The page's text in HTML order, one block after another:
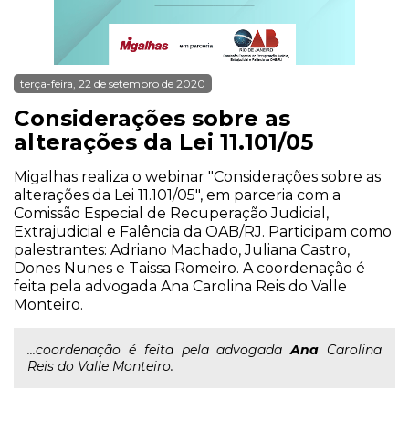
terça-feira, 22 de setembro de 2020
Considerações sobre as
alterações da Lei 11.101/05
Migalhas realiza o webinar "Considerações sobre as
alterações da Lei 11.101/05", em parceria com a
Comissão Especial de Recuperação Judicial,
Extrajudicial e Falência da OAB/RJ. Participam como
palestrantes: Adriano Machado, Juliana Castro,
Dones Nunes e Taissa Romeiro. A coordenação é
feita pela advogada Ana Carolina Reis do Valle
Monteiro.
...coordenação é feita pela advogadaAna Carolina
Reis do Valle Monteiro.